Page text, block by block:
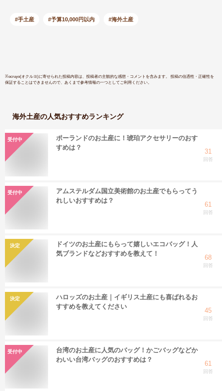
#手土産 #予算10,000円以内 #海外土産
※ocruyo(オクルヨ)に寄せられた投稿内容は、投稿者の主観的な感想・コメントを含みます。 投稿の信憑性・正確性を
保証することはできませんので、あくまで参考情報の一つとしてご利用ください。
海外土産の人気おすすめランキング
受付中
ポーランドのお土産に！琥珀アクセサリーのおす
すめは？
31
回答
受付中
アムステルダム国立美術館のお土産でもらってう
れしいおすすめは？
61
回答
決定
ドイツのお土産にもらって嬉しいエコバッグ！人
気ブランドなどおすすめを教えて！
68
回答
決定
ハロッズのお土産｜イギリス土産にも喜ばれるお
すすめを教えてください
45
回答
受付中
台湾のお土産に人気のバッグ！かごバッグなどか
わいい台湾バッグのおすすめは？
61
回答